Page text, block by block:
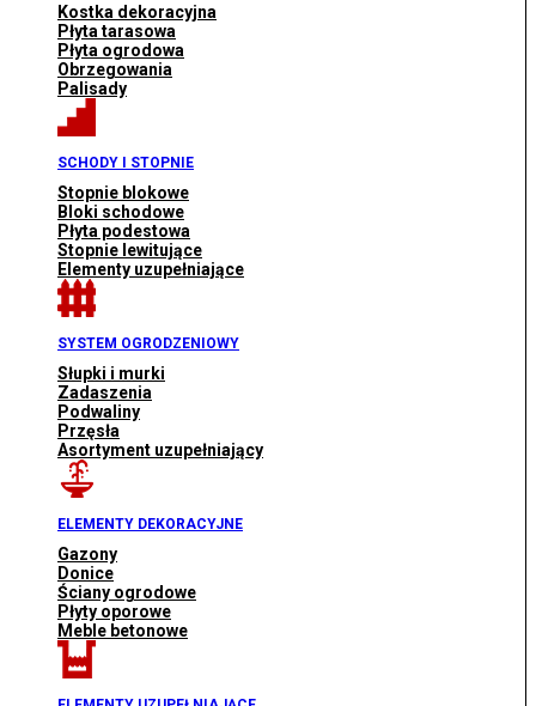
Kostka dekoracyjna
Płyta tarasowa
Płyta ogrodowa
Obrzegowania
Palisady
SCHODY I STOPNIE
Stopnie blokowe
Bloki schodowe
Płyta podestowa
Stopnie lewitujące
Elementy uzupełniające
SYSTEM OGRODZENIOWY
Słupki i murki
Zadaszenia
Podwaliny
Przęsła
Asortyment uzupełniający
ELEMENTY DEKORACYJNE
Gazony
Donice
Ściany ogrodowe
Płyty oporowe
Meble betonowe